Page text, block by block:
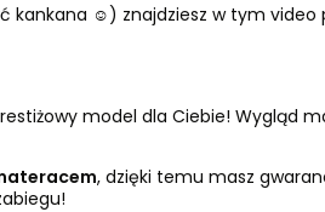
kankana ☺) znajdziesz w tym video
model dla Ciebie! Wygląd
, dzięki temu masz